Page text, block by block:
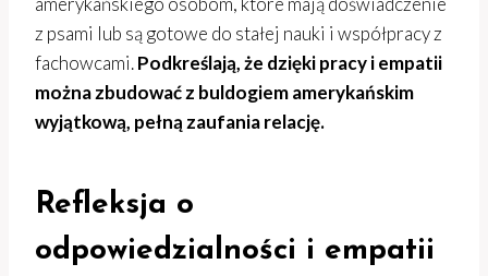
z psami lub są gotowe do stałej nauki i współpracy z
fachowcami.Podkreślają, że dzięki pracy i empatii
można zbudować z buldogiem amerykańskim
wyjątkową, pełną zaufania relację.
Refleksja o
odpowiedzialności i empatii